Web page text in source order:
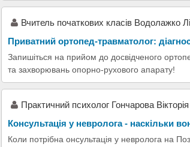
Вчитель початкових класів Водолажко
Приватний ортопед-травматолог:
Запишіться на прийом до досвідченого
та захворювань опорно-рухового апарату!
Практичний психолог Гончарова
Консультація у невролога - наскільки
Коли потрібна онсультація у невролога на